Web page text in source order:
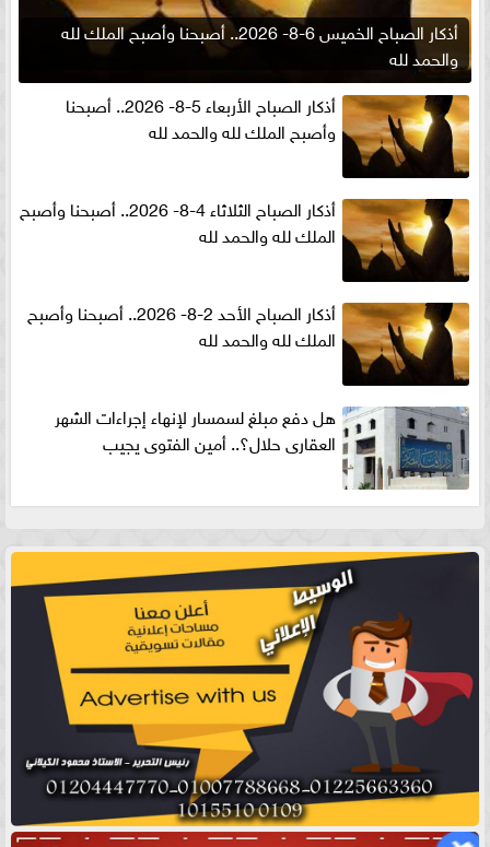
أذكار الصباح الخميس 6-8- 2026.. أصبحنا وأصبح الملك لله
والحمد لله
أذكار الصباح الأربعاء 5-8- 2026.. أصبحنا
وأصبح الملك لله والحمد لله
أذكار الصباح الثلاثاء 4-8- 2026.. أصبحنا وأصبح
الملك لله والحمد لله
أذكار الصباح الأحد 2-8- 2026.. أصبحنا وأصبح
الملك لله والحمد لله
هل دفع مبلغ لسمسار لإنهاء إجراءات الشهر
العقارى حلال؟.. أمين الفتوى يجيب